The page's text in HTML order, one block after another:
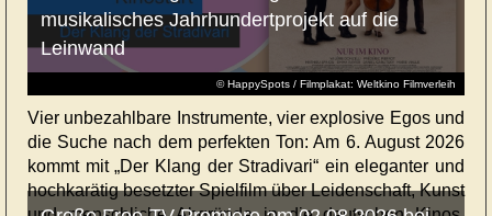
© HappySpots / Filmplakat: Weltkino Filmverleih
musikalisches Jahrhundertprojekt auf die
Leinwand
Vier unbezahlbare Instrumente, vier explosive Egos und
die Suche nach dem perfekten Ton: Am 6. August 2026
kommt mit „Der Klang der Stradivari“ ein eleganter und
hochkarätig besetzter Spielfilm über Leidenschaft, Kunst